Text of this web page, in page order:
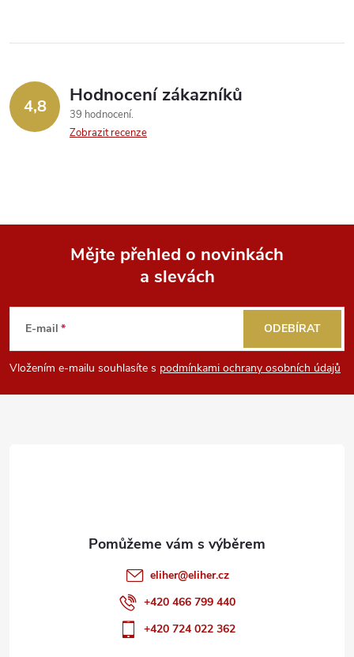
4,8 Hodnocení zákazníků
39 hodnocení
Zobrazit recenze
p
Mějte přehled o novinkách
a slevách
E-mail
Vložením e-mailu souhlasíte s podmínkami ochrany osobních údajů
ODEBÍRAT
eliher@eliher.cz
+420 466 799 440
+420 724 022 362